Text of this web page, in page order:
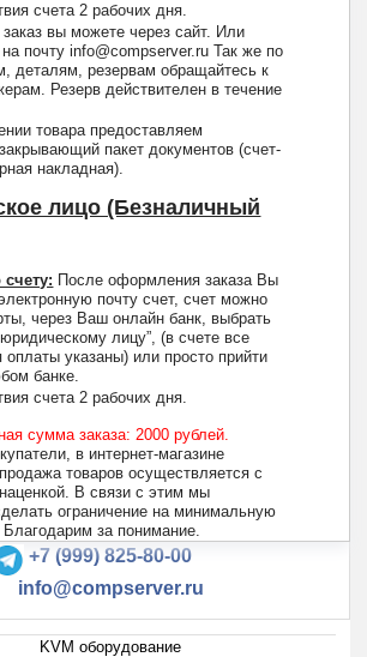
счета 2 рабочих дня.
вы можете через сайт. Или
почту info@compserver.ru Так же по
деталям, резервам обращайтесь к
Резерв действителен в течение
товара предоставляем
пакет документов (счет-
накладная).
лицо (Безналичный
После оформления заказа Вы
почту счет, счет можно
через Ваш онлайн банк, выбрать
юридическому лицу”, (в счете все
оплаты указаны) или просто прийти
банке.
счета 2 рабочих дня.
сумма заказа: 2000 рублей.
в интернет-магазине
товаров осуществляется с
В связи с этим мы
ограничение на минимальную
за понимание.
+7 (495) 223-13-47
+7 (999) 825-80-00
info@compserver.ru
KVM оборудование